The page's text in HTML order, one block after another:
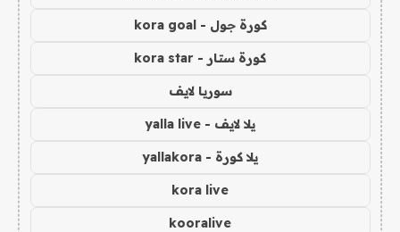
كورة جول - kora goal
كورة ستار - kora star
سوريا لايف
يلا لايف - yalla live
يلا كورة - yallakora
kora live
kooralive